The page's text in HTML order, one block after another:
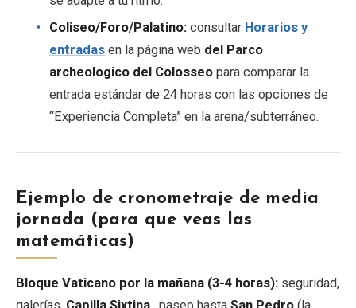
Coliseo/Foro/Palatino: consultar Horarios y
entradas en la página web del Parco
archeologico del Colosseo para comparar la
entrada estándar de 24 horas con las opciones de
“Experiencia Completa” en la arena/subterráneo.
Ejemplo de cronometraje de media
jornada (para que veas las
matemáticas)
Bloque Vaticano por la mañana (3-4 horas): seguridad,